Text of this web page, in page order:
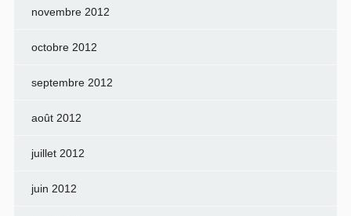
novembre 2012
octobre 2012
septembre 2012
août 2012
juillet 2012
juin 2012